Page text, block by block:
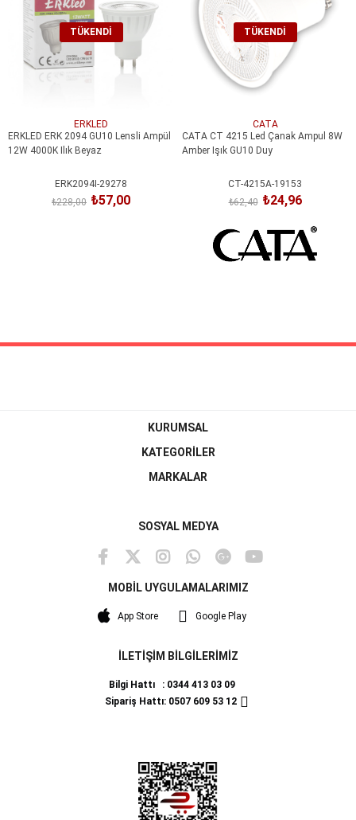
TÜKENDI
ERKLED
ERKLED ERK 2094 GU10 Lensli Ampül
12W 4000K Ilık Beyaz
ERK2094I-29278
₺57,00
₺228,00
TÜKENDI
CATA
CATA CT 4215 Led Çanak Ampul 8W
Amber Işık GU10 Duy
CT-4215A-19153
₺24,96
₺62,40
KURUMSAL
KATEGORİLER
MARKALAR
SOSYAL MEDYA
MOBİL UYGULAMALARIMIZ
App Store Google Play
İLETİŞİM BİLGİLERİMİZ
Bilgi Hattı : 0344 413 03 09
Sipariş Hattı: 0507 609 53 12